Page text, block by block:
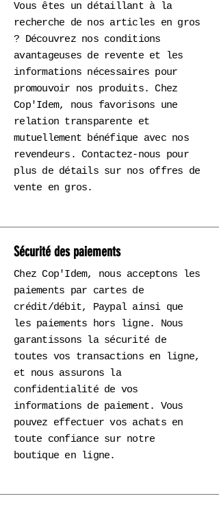
Vous êtes un détaillant à la
recherche de nos articles en gros
? Découvrez nos conditions
avantageuses de revente et les
informations nécessaires pour
promouvoir nos produits. Chez
Cop'Idem, nous favorisons une
relation transparente et
mutuellement bénéfique avec nos
revendeurs. Contactez-nous pour
plus de détails sur nos offres de
vente en gros.
Sécurité des paiements
Chez Cop'Idem, nous acceptons les
paiements par cartes de
crédit/débit, Paypal ainsi que
les paiements hors ligne. Nous
garantissons la sécurité de
toutes vos transactions en ligne,
et nous assurons la
confidentialité de vos
informations de paiement. Vous
pouvez effectuer vos achats en
toute confiance sur notre
boutique en ligne.